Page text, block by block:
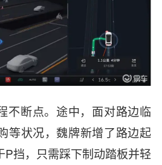
不断点。途中，面对路边临
等状况，魏牌新增了路边起
P挡，只需踩下制动踏板并轻